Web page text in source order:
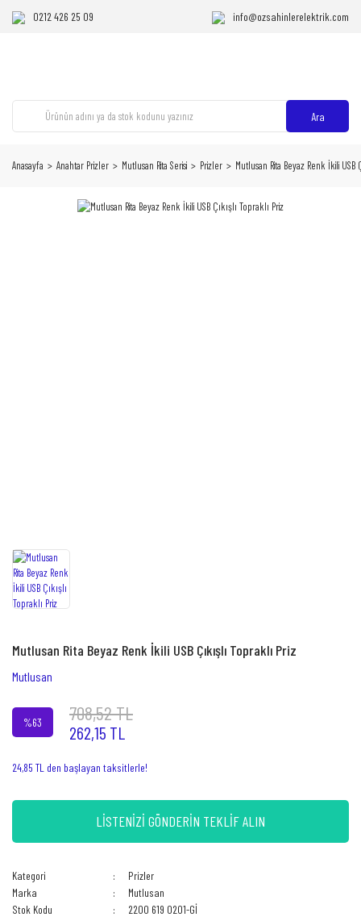
0212 426 25 09 info@ozsahinlerelektrik.com
Ara
Anasayfa Anahtar Prizler Mutlusan Rita Serisi Prizler Mutlusan Rita Beyaz Renk İkili USB
Mutlusan Rita Beyaz Renk İkili USB Çıkışlı Topraklı Priz
Mutlusan
%63 708,52 TL
262,15 TL
24,85 TL den başlayan taksitlerle!
LİSTENİZİ GÖNDERİN TEKLİF ALIN
Kategori
Prizler
Marka
Mutlusan
Stok Kodu
2200 619 0201-Gİ